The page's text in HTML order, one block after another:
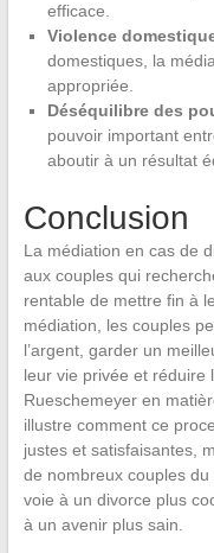
efficace.
Violence
domestiques, la
appropriée.
Déséquilibre des
pouvoir important
aboutir à un résultat
Conclusion
La médiation en cas de
aux couples qui
rentable de mettre fin à
médiation, les couples
l’argent, garder un
leur vie privée et réduire
Rueschemeyer en
illustre comment ce
justes et satisfaisantes,
de nombreux couples
voie à un divorce plus
à un avenir plus sain.